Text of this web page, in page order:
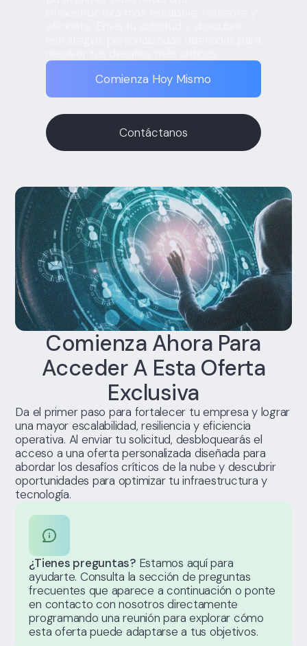
Comienza Hoy Mismo
Contáctanos
Comienza Ahora Para
Acceder A Esta Oferta
Exclusiva
Da el primer paso para fortalecer tu empresa y lograr
una mayor escalabilidad, resiliencia y eficiencia
operativa. Al enviar tu solicitud, desbloquearás el
acceso a una oferta personalizada diseñada para
abordar los desafíos críticos de la nube y descubrir
oportunidades para optimizar tu infraestructura y
tecnología.
¿Tienes preguntas?Estamos aquí para
ayudarte. Consulta la sección de preguntas
frecuentes que aparece a continuación o ponte
en contacto con nosotros directamente
programando una reunión para explorar cómo
esta oferta puede adaptarse a tus objetivos.